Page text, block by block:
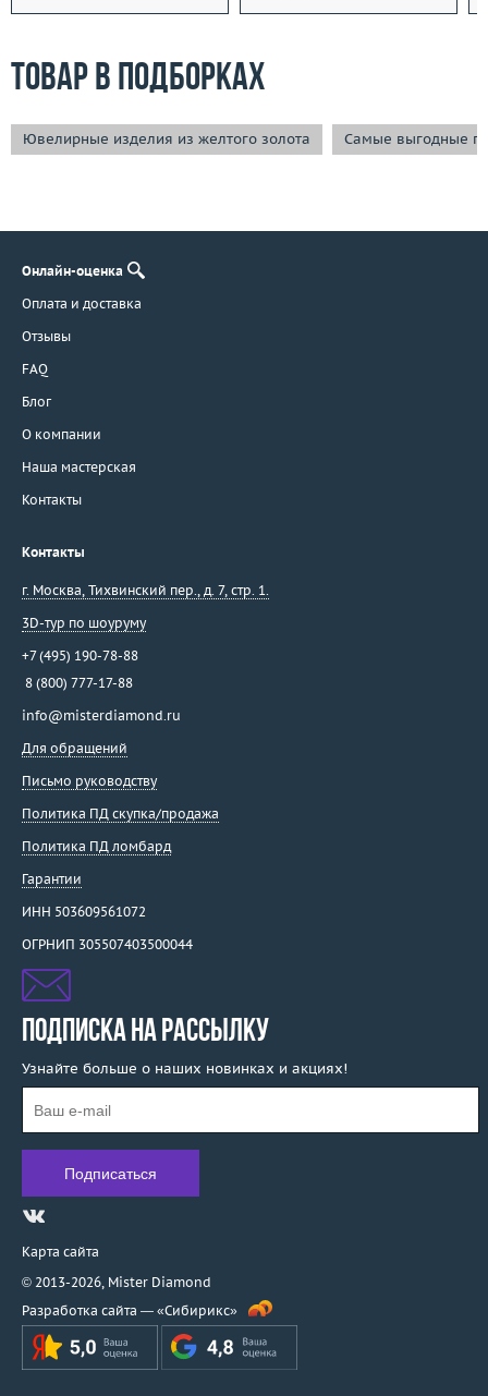
Товар в подборках
Ювелирные изделия из желтого золота Самые выгодные
Онлайн-оценка
Оплата и доставка
Отзывы
FAQ
Блог
О компании
Наша мастерская
Контакты
Контакты
г. Москва, Тихвинский пер., д. 7, стр. 1.
3D-тур по шоуруму
+7 (495) 190-78-88
8 (800) 777-17-88
info@misterdiamond.ru
Для обращений
Письмо руководству
Политика ПД скупка/продажа
Политика ПД ломбард
Гарантии
ИНН 503609561072
ОГРНИП 305507403500044
ПОДПИСКА НА РАССЫЛКУ
Узнайте больше о наших новинках и акциях!
Карта сайта
© 2013-2026, Mister Diamond
Разработка сайта — «Сибирикс»